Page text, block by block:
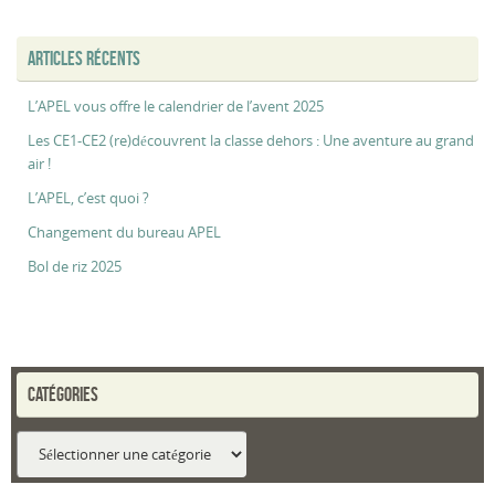
ARTICLES RÉCENTS
L’APEL vous offre le calendrier de l’avent 2025
Les CE1-CE2 (re)découvrent la classe dehors : Une aventure au grand
air !
L’APEL, c’est quoi ?
Changement du bureau APEL
Bol de riz 2025
CATÉGORIES